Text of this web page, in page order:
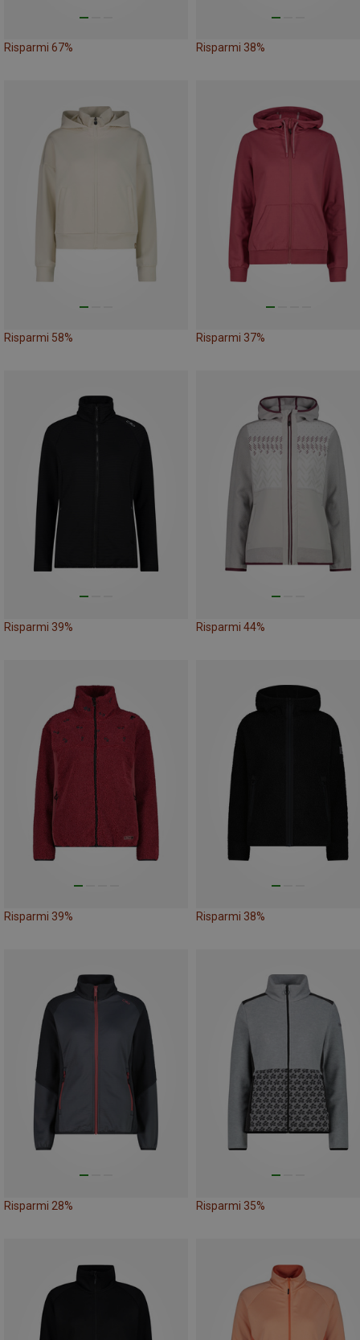
Risparmi 67% Risparmi 38%
Risparmi 58% Risparmi 37%
Risparmi 39% Risparmi 44%
Risparmi 39% Risparmi 38%
Risparmi 28% Risparmi 35%